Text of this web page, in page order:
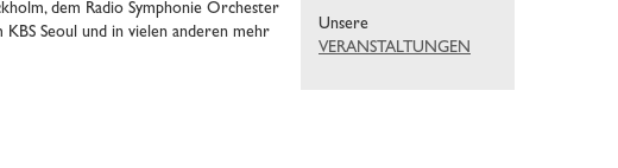
dem Radio Symphonie Orchester
KBS Seoul und in vielen anderen mehr
Unsere
VERANSTALTUNGEN